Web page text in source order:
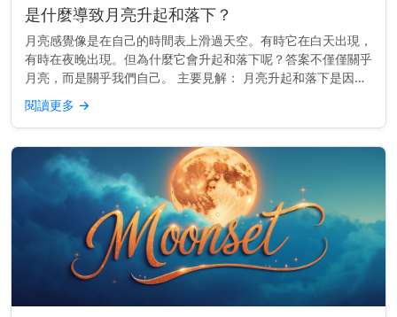
是什麼導致月亮升起和落下？
月亮感覺像是在自己的時間表上滑過天空。有時它在白天出現，
有時在夜晚出現。但為什麼它會升起和落下呢？答案不僅僅關乎
月亮，而是關乎我們自己。 主要見解： 月亮升起和落下是因為
地球在旋轉——而不是因為月亮移動得那麼快。 它真正移動的
原因 地球每2...
閱讀更多 →